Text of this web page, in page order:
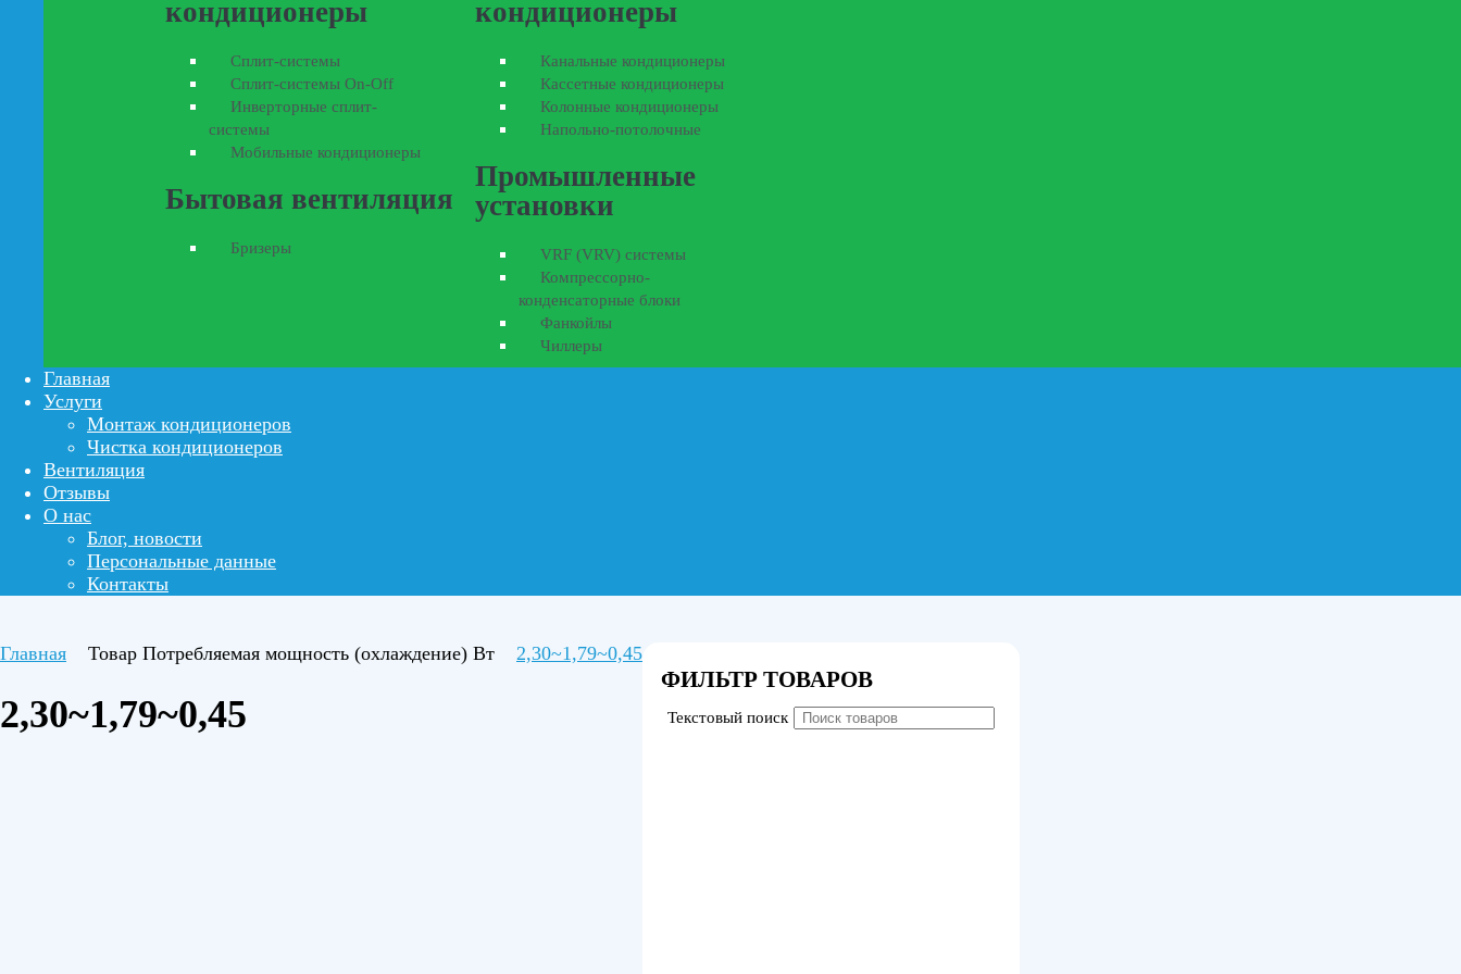
кондиционеры
Сплит-системы
Сплит-системы On-Off
Инверторные сплит-
системы
Мобильные кондиционеры
Бытовая вентиляция
Бризеры
кондиционеры
Канальные кондиционеры
Кассетные кондиционеры
Колонные кондиционеры
Напольно-потолочные
Промышленные
установки
VRF (VRV) системы
Компрессорно-
конденсаторные блоки
Фанкойлы
Чиллеры
Главная
Услуги
Монтаж кондиционеров
Чистка кондиционеров
Вентиляция
Отзывы
О нас
Блог, новости
Персональные данные
Контакты
Главная Товар Потребляемая мощность (охлаждение) Вт 2,30~1,79~0,45
2,30~1,79~0,45
ФИЛЬТР ТОВАРОВ
Текстовый поиск